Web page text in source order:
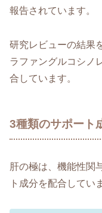
報告されています。
研究レビューの結果
ラファングルコシノ
合しています。
3種類のサポート
肝の極は、機能性関
ト成分を配合してい